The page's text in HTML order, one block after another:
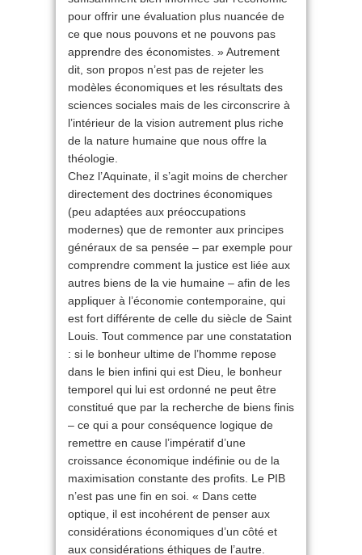
pour offrir une évaluation plus nuancée de
ce que nous pouvons et ne pouvons pas
apprendre des économistes. » Autrement
dit, son propos n’est pas de rejeter les
modèles économiques et les résultats des
sciences sociales mais de les circonscrire à
l’intérieur de la vision autrement plus riche
de la nature humaine que nous offre la
théologie.
Chez l’Aquinate, il s’agit moins de chercher
directement des doctrines économiques
(peu adaptées aux préoccupations
modernes) que de remonter aux principes
généraux de sa pensée – par exemple pour
comprendre comment la justice est liée aux
autres biens de la vie humaine – afin de les
appliquer à l’économie contemporaine, qui
est fort différente de celle du siècle de Saint
Louis. Tout commence par une constatation
: si le bonheur ultime de l’homme repose
dans le bien infini qui est Dieu, le bonheur
temporel qui lui est ordonné ne peut être
constitué que par la recherche de biens finis
– ce qui a pour conséquence logique de
remettre en cause l’impératif d’une
croissance économique indéfinie ou de la
maximisation constante des profits. Le PIB
n’est pas une fin en soi. « Dans cette
optique, il est incohérent de penser aux
considérations économiques d’un côté et
aux considérations éthiques de l’autre.